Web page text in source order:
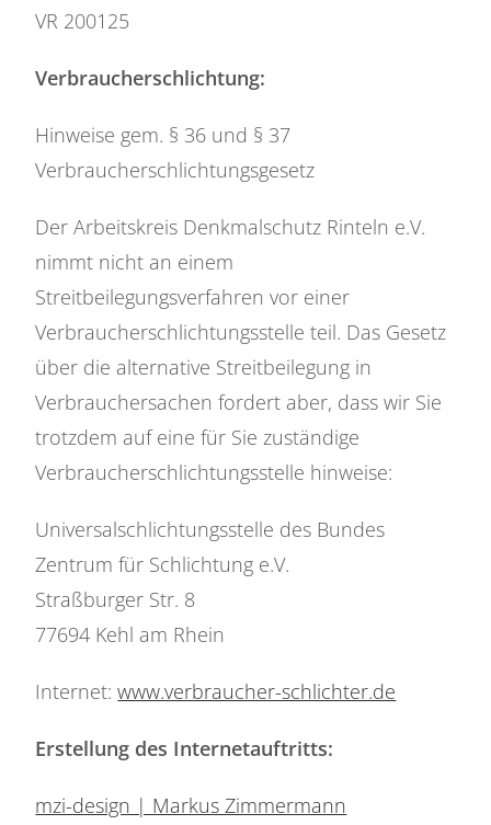
VR 200125
Verbraucherschlichtung:
Hinweise gem. § 36 und § 37
Verbraucherschlichtungsgesetz
Der Arbeitskreis Denkmalschutz Rinteln e.V.
nimmt nicht an einem
Streitbeilegungsverfahren vor einer
Verbraucherschlichtungsstelle teil. Das Gesetz
über die alternative Streitbeilegung in
Verbrauchersachen fordert aber, dass wir Sie
trotzdem auf eine für Sie zuständige
Verbraucherschlichtungsstelle hinweise:
Universalschlichtungsstelle des Bundes
Zentrum für Schlichtung e.V.
Straßburger Str. 8
77694 Kehl am Rhein
Internet:www.verbraucher-schlichter.de
Erstellung des Internetauftritts:
mzi-design | Markus Zimmermann